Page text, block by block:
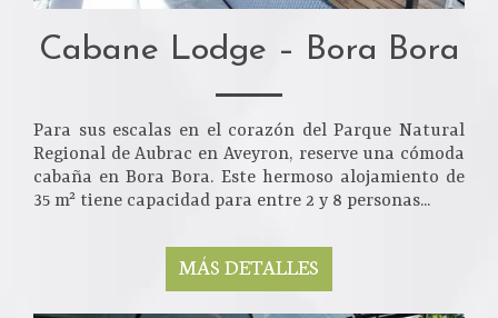
Cabane Lodge – Bora Bora
Para sus escalas en el corazón del Parque Natural
Regional de Aubrac en Aveyron, reserve una cómoda
cabaña en Bora Bora. Este hermoso alojamiento de
35 m² tiene capacidad para entre 2 y 8 personas...
MÁS DETALLES